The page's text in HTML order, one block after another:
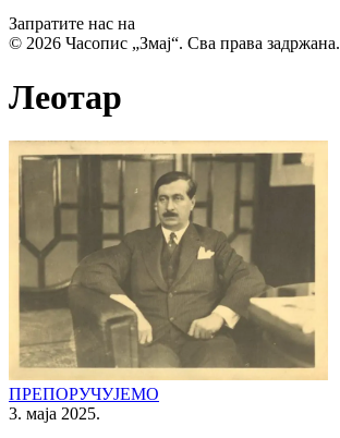
Запратите нас на
© 2026 Часопис „Змај“. Сва права задржана.
Леотар
ПРЕПОРУЧУЈЕМО
3. маја 2025.